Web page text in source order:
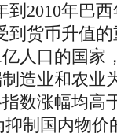
到2010年巴
到货币升值
口的国家
造业和农业
数涨幅均高
抑制国内物